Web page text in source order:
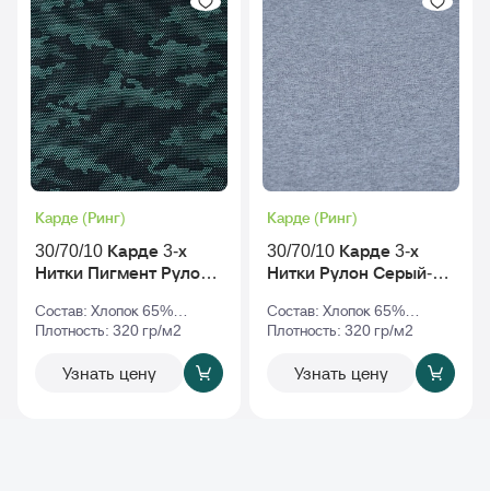
Карде (Ринг)
30/70/10 Карде 3-х
Нитки Пигмент Рулон
v2
Состав: Хлопок 65%
Полиэстер 35%
Плотность: 320 гр/м2
Узнать цену
Карде (Ринг)
30/70/10 Карде 3-х
Нитки Рулон Серый-
Состав: Хлопок 65%
Полиэстер 35%
Плотность: 320 гр/м2
Узнать цену